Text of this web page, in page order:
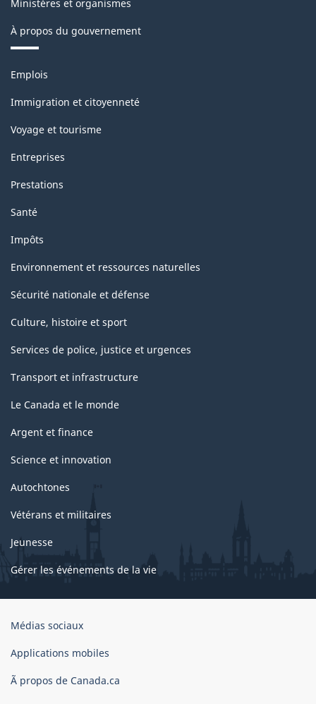
Ministères et organismes
À propos du gouvernement
Thèmes
sujets
Emplois
Immigration et citoyenneté
Voyage et tourisme
Entreprises
Prestations
Santé
Impôts
Environnement et ressources naturelles
Sécurité nationale et défense
Culture, histoire et sport
Services de police, justice et urgences
Transport et infrastructure
Le Canada et le monde
Argent et finance
Science et innovation
Autochtones
Vétérans et militaires
Jeunesse
Gérer les événements de la vie
Organisation
gouvernement
Canada
Médias sociaux
Applications mobiles
Ã propos de Canada.ca